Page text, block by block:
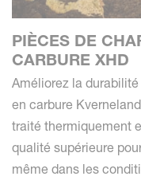
PIÈCES DE
CARBURE XHD
Améliorez la
en carbure
traité thermiquement
qualité supérieure
même dans les